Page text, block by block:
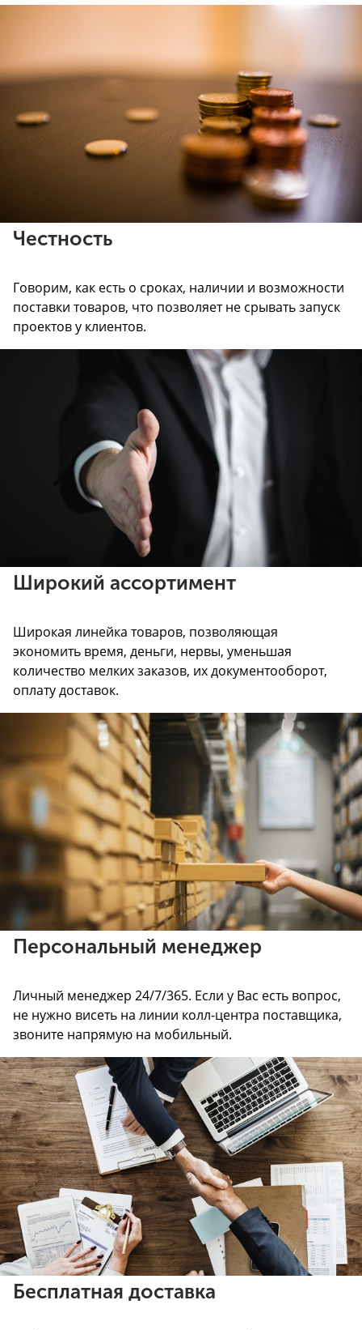
Честность
Говорим, как есть о сроках, наличии и возможности
поставки товаров, что позволяет не срывать запуск
проектов у клиентов.
Широкий ассортимент
Широкая линейка товаров, позволяющая
экономить время, деньги, нервы, уменьшая
количество мелких заказов, их документооборот,
оплату доставок.
Персональный менеджер
Личный менеджер 24/7/365. Если у Вас есть вопрос,
не нужно висеть на линии колл-центра поставщика,
звоните напрямую на мобильный.
Бесплатная доставка